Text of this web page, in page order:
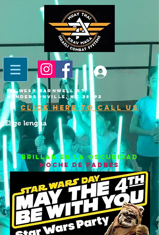
Iniciar sesión
121 West Barnwell ST,
Hendersonville, NC 28792
click here to call us
Elige lengua
BRILLAN EN LA OSCURIDAD
noche de padres